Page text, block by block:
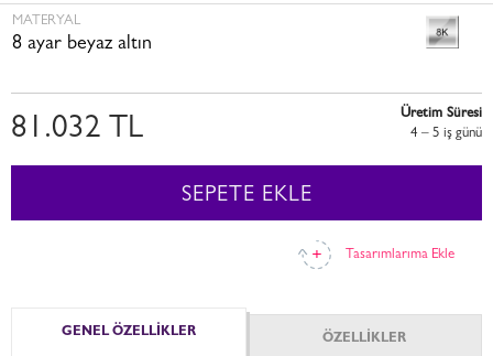
MATERYAL
8 ayar beyaz altın
Tasarımlarıma Ekle
81.032 TL
Üretim Süresi
4 – 5 i̇ş günü
SEPETE EKLE
GENEL ÖZELLİKLER ÖZELLİKLER